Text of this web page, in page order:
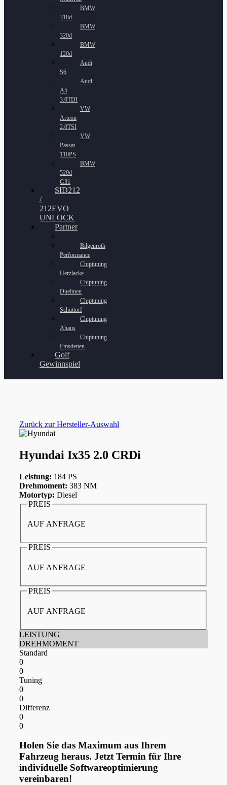
BMW
318d
BMW
320d
BMW
120d
Audi
S6
Audi
A5
3.0TDI
VW
Arteon
2.0TSI
VW
Passat
110PS
BMW
520d
G31
SID212
/
212EVO
UNLOCK
Partner
Bilgenroth
Performance
Chiptuning
Herzlacke
Chiptuning
Duelmen
Chiptuning
Schüttorf
Chiptuning
Ahaus
Chiptuning
Emsdetten
Golf
Gewinnspiel
Zurück zur Hersteller-Auswahl
Hyundai Ix35 2.0 CRDi
Leistung: 184 PS
Drehmoment: 383 NM
Motortyp: Diesel
PREIS
AUF ANFRAGE
PREIS
AUF ANFRAGE
PREIS
AUF ANFRAGE
LEISTUNG
DREHMOMENT
Standard
0
0
Tuning
0
0
Differenz
0
0
Holen Sie das Maximum aus Ihrem
Fahrzeug heraus. Jetzt Termin für Ihre
individuelle Softwareoptimierung
vereinbaren!